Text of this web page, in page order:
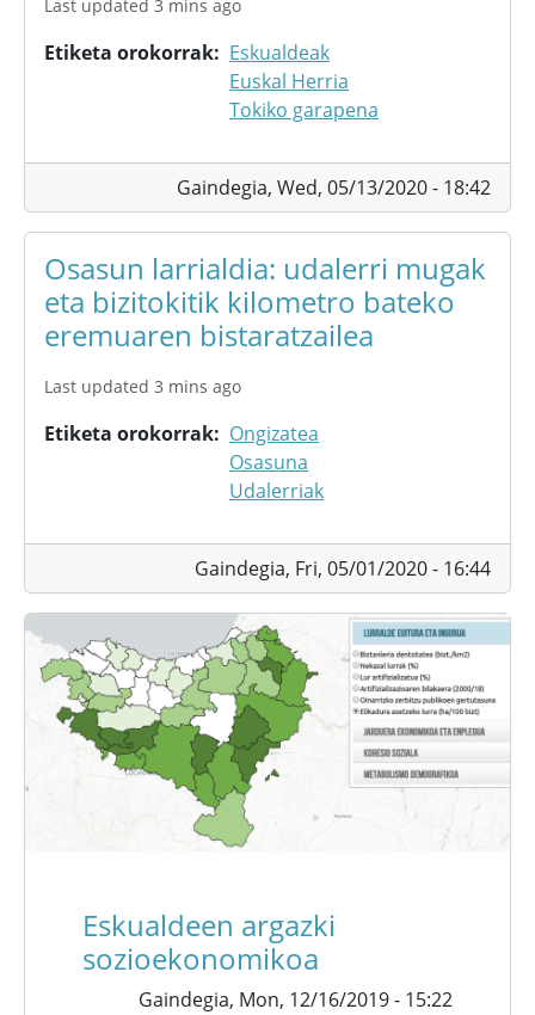
Last updated 3 mins ago
Etiketa orokorrak
Eskualdeak
Euskal Herria
Tokiko garapena
Gaindegia, Wed, 05/13/2020 - 18:42
Osasun larrialdia: udalerri mugak
eta bizitokitik kilometro bateko
eremuaren bistaratzailea
Last updated 3 mins ago
Etiketa orokorrak
Ongizatea
Osasuna
Udalerriak
Gaindegia, Fri, 05/01/2020 - 16:44
Eskualdeen argazki
sozioekonomikoa
Gaindegia, Mon, 12/16/2019 - 15:22